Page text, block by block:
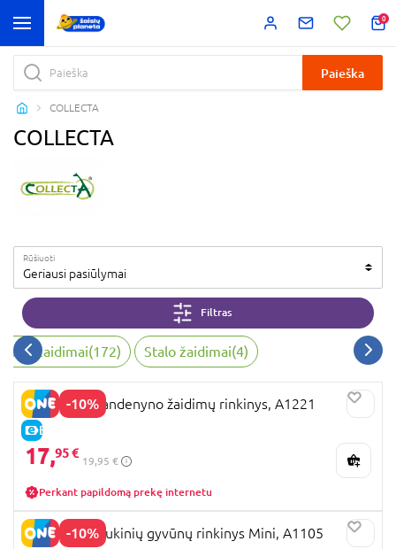
0
Paieška
COLLECTA
COLLECTA
Rūšiuoti
Geriausi pasiūlymai
Filtras
žaidimai(172) Stalo žaidimai(4)
-10%
E-KAINA
COLLECTA vandenyno žaidimų rinkinys, A1221
17,95 €
19,95 €
Perkant papildomą prekę internetu
-10%
COLLECTA laukinių gyvūnų rinkinys Mini, A1105